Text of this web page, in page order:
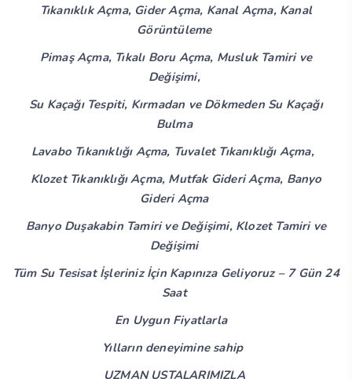
Tıkanıklık Açma, Gider Açma, Kanal Açma, Kanal
Görüntüleme
Pimaş Açma, Tıkalı Boru Açma, Musluk Tamiri ve
Değişimi,
Su Kaçağı Tespiti, Kırmadan ve Dökmeden Su Kaçağı
Bulma
Lavabo Tıkanıklığı Açma, Tuvalet Tıkanıklığı Açma,
Klozet Tıkanıklığı Açma, Mutfak Gideri Açma, Banyo
Gideri Açma
Banyo Duşakabin Tamiri ve Değişimi, Klozet Tamiri ve
Değişimi
Tüm Su Tesisat İşleriniz İçin Kapınıza Geliyoruz – 7 Gün 24
Saat
En Uygun Fiyatlarla
Yılların deneyimine sahip
UZMAN USTALARIMIZLA